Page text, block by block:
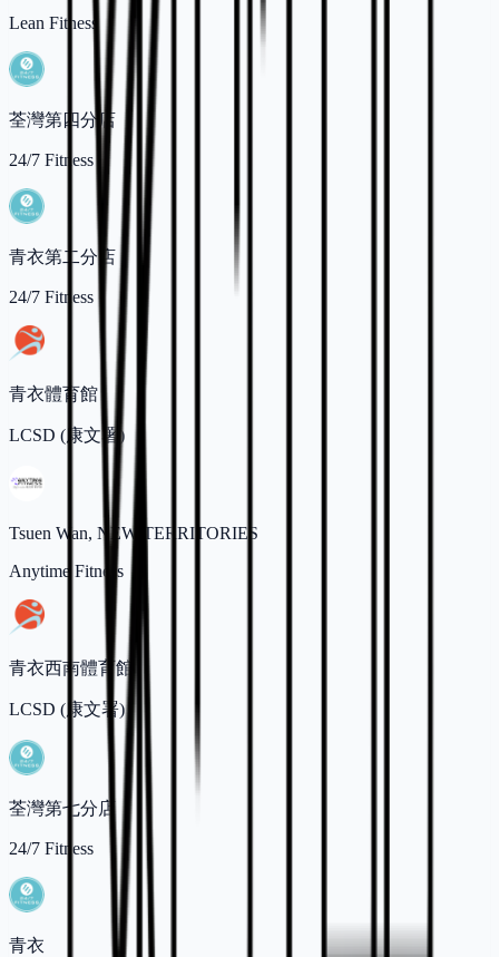
Lean Fitness
荃灣第四分店
24/7 Fitness
青衣第二分店
24/7 Fitness
青衣體育館
LCSD (康文署)
Tsuen Wan, NEW TERRITORIES
Anytime Fitness
青衣西南體育館
LCSD (康文署)
荃灣第七分店
24/7 Fitness
青衣